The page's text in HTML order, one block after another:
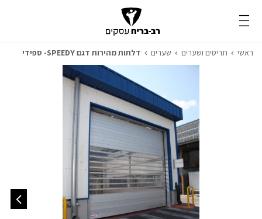
ראשי תריסים ושערים שערים דלתות מהירות דגם SPEEDY- ספידי